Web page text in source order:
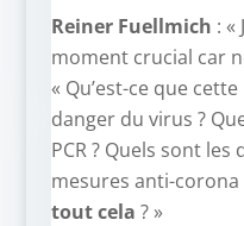
Reiner Fuellmich : «
moment crucial car
« Qu’est-ce que
danger du virus ?
PCR ? Quels sont
mesures anti-corona
tout cela ? »